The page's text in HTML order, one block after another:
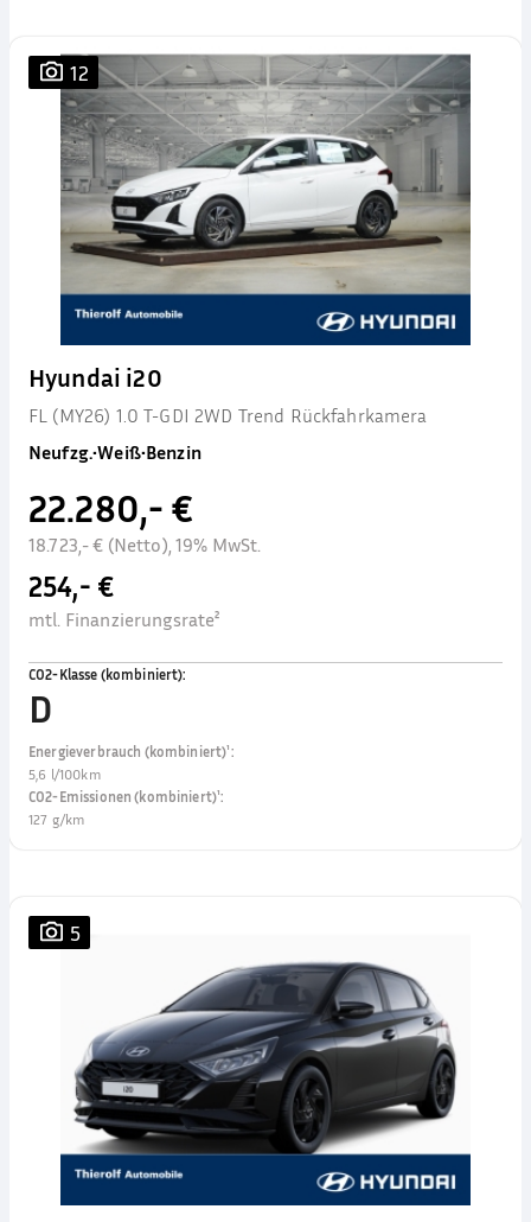
12
Hyundai i20
FL (MY26) 1.0 T-GDI 2WD Trend Rückfahrkamera
Neufzg.•Weiß•Benzin
22.280,- €
18.723,- € (Netto), 19% MwSt.
254,- €
mtl. Finanzierungsrate²
CO2-Klasse (kombiniert):
D
Energieverbrauch (kombiniert)¹:
5,6 l/100km
CO2-Emissionen (kombiniert)¹:
127 g/km
5